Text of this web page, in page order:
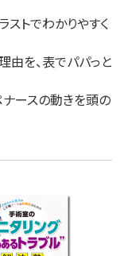
ストでわかりやすく
由を、表でパパっと
ナースの動きを頭の